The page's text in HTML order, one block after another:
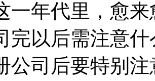
一年代里，愈
完以后需注意
公司后要特别